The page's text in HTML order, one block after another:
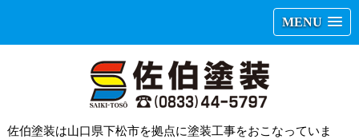
MENU
佐伯塗装は山口県下松市を拠点に塗装工事をおこなっていま